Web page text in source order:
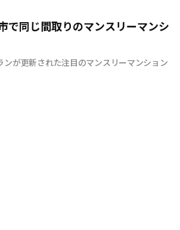
で同じ間取りのマンスリーマンシ
ンが更新された注目のマンスリーマンション